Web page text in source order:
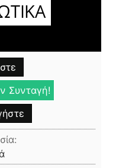
Συνταγή!